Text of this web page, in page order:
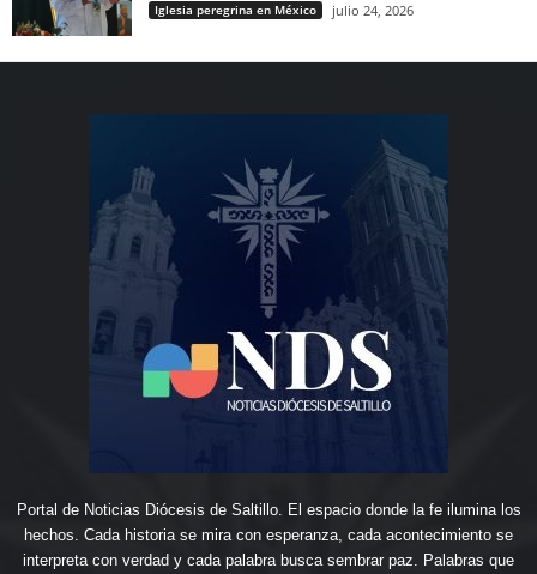
Iglesia peregrina en México julio 24, 2026
Portal de Noticias Diócesis de Saltillo. El espacio donde la fe ilumina los
hechos. Cada historia se mira con esperanza, cada acontecimiento se
interpreta con verdad y cada palabra busca sembrar paz. Palabras que